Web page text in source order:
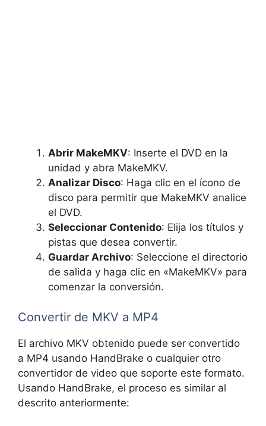
Abrir MakeMKV: Inserte el DVD en la
unidad y abra MakeMKV.
Analizar Disco: Haga clic en el ícono de
disco para permitir que MakeMKV analice
el DVD.
Seleccionar Contenido: Elija los títulos y
pistas que desea convertir.
Guardar Archivo: Seleccione el directorio
de salida y haga clic en «MakeMKV» para
comenzar la conversión.
Convertir de MKV a MP4
El archivo MKV obtenido puede ser convertido
a MP4 usando HandBrake o cualquier otro
convertidor de video que soporte este formato.
Usando HandBrake, el proceso es similar al
descrito anteriormente: